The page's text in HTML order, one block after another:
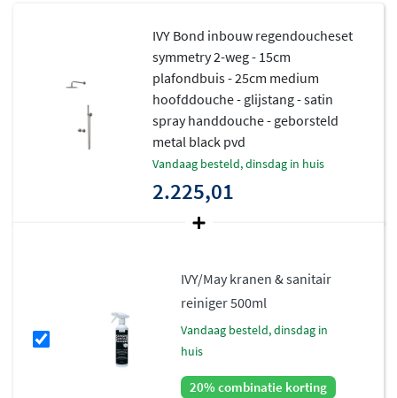
superieure bescherming biedt tegen krassen,
verkleuring en corrosie. Hierdoor behoudt de set
jarenlang zijn mooie uitstraling, zelfs bij intensief
gebruik. Je hebt de keuze uit verschillende trendy
kleuren zoals chroom, mat zwart, zwart chroom,
geborsteld nickel, geborsteld mat goud, geborsteld mat
koper en geborsteld metal black, zodat de set perfect
aansluit bij jouw badkamerinterieur.
IVY Bond inbouw regendoucheset
symmetry 2-weg - 15cm
plafondbuis - 25cm medium
hoofddouche - glijstang - satin
spray handdouche - geborsteld
metal black pvd
vandaag besteld, dinsdag in huis
2.225,01
IVY/May kranen & sanitair
reiniger 500ml
vandaag besteld, dinsdag in
huis
20% combinatie korting